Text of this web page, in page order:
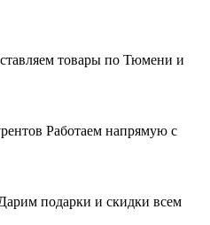
товары по Тюмени и
Работаем напрямую с
подарки и скидки всем